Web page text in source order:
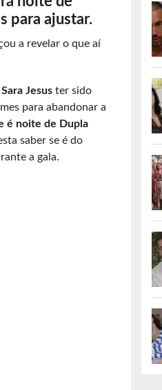
para ajustar.
a revelar o que aí
Sara Jesuster sido
para abandonar a
é noite de Dupla
saber se é do
a gala.